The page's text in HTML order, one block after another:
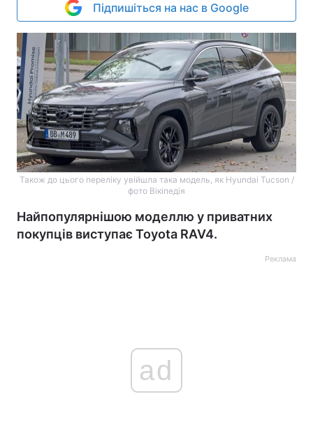
Підпишіться на нас в Google
Також до цього переліку увійшла така модель, як Hyundai Tucson /
фото Вікіпедія
Найпопулярнішою моделлю у приватних
покупців виступає Toyota RAV4.
Реклама
ad